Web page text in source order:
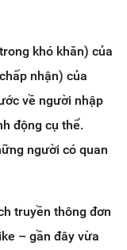
khó khăn) của
nhận) của
về người nhập
động cụ thể.
người có quan
truyền thông đơn
– gần đây vừa